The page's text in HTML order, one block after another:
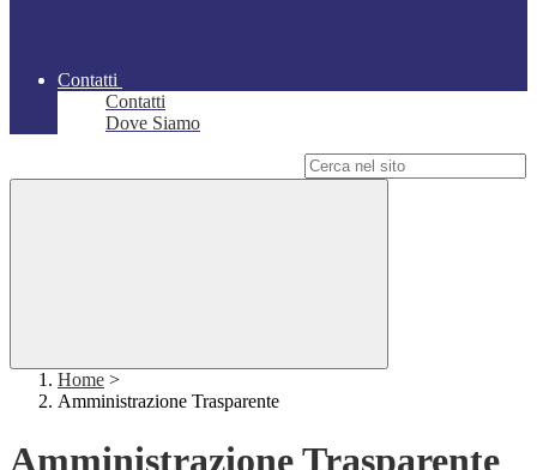
Contatti
Contatti
Dove Siamo
Home >
Amministrazione Trasparente
Amministrazione Trasparente